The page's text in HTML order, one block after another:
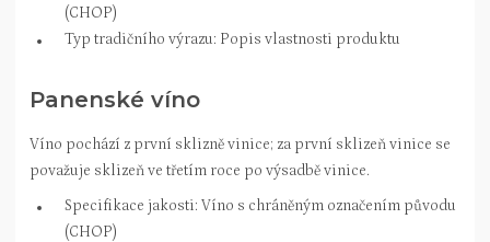
(CHOP)
Typ tradičního výrazu: Popis vlastnosti produktu
Panenské víno
Víno pochází z první sklizně vinice; za první sklizeň vinice se
považuje sklizeň ve třetím roce po výsadbě vinice.
Specifikace jakosti: Víno s chráněným označením původu
(CHOP)